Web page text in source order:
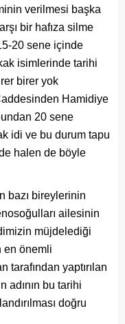
verilmesi başka
bir hafıza silme
20 sene içinde
isimlerinde tarihi
birer yok
Hamidiye
20 sene
idi ve bu durum tapu
halen de böyle
bazı bireylerinin
ailesinin
müjdelediği
en önemli
tarafından yaptırılan
adının bu tarihi
doğru